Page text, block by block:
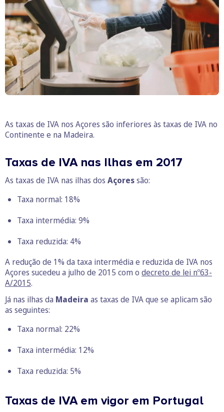
As taxas de IVA nos Açores são inferiores às taxas de IVA no
Continente e na Madeira.
Taxas de IVA nas Ilhas em 2017
As taxas de IVA nas ilhas dos Açoressão:
Taxa normal: 18%
Taxa intermédia: 9%
Taxa reduzida: 4%
A redução de 1% da taxa intermédia e reduzida de IVA nos
Açores sucedeu a julho de 2015 com o decreto de lei nº63-
A/2015.
Já nas ilhas da Madeira as taxas de IVA que se aplicam são
as seguintes:
Taxa normal: 22%
Taxa intermédia: 12%
Taxa reduzida: 5%
Taxas de IVA em vigor em Portugal